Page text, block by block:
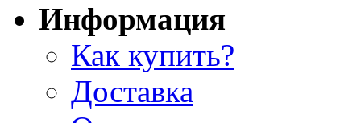
Информация
Как купить?
Доставка